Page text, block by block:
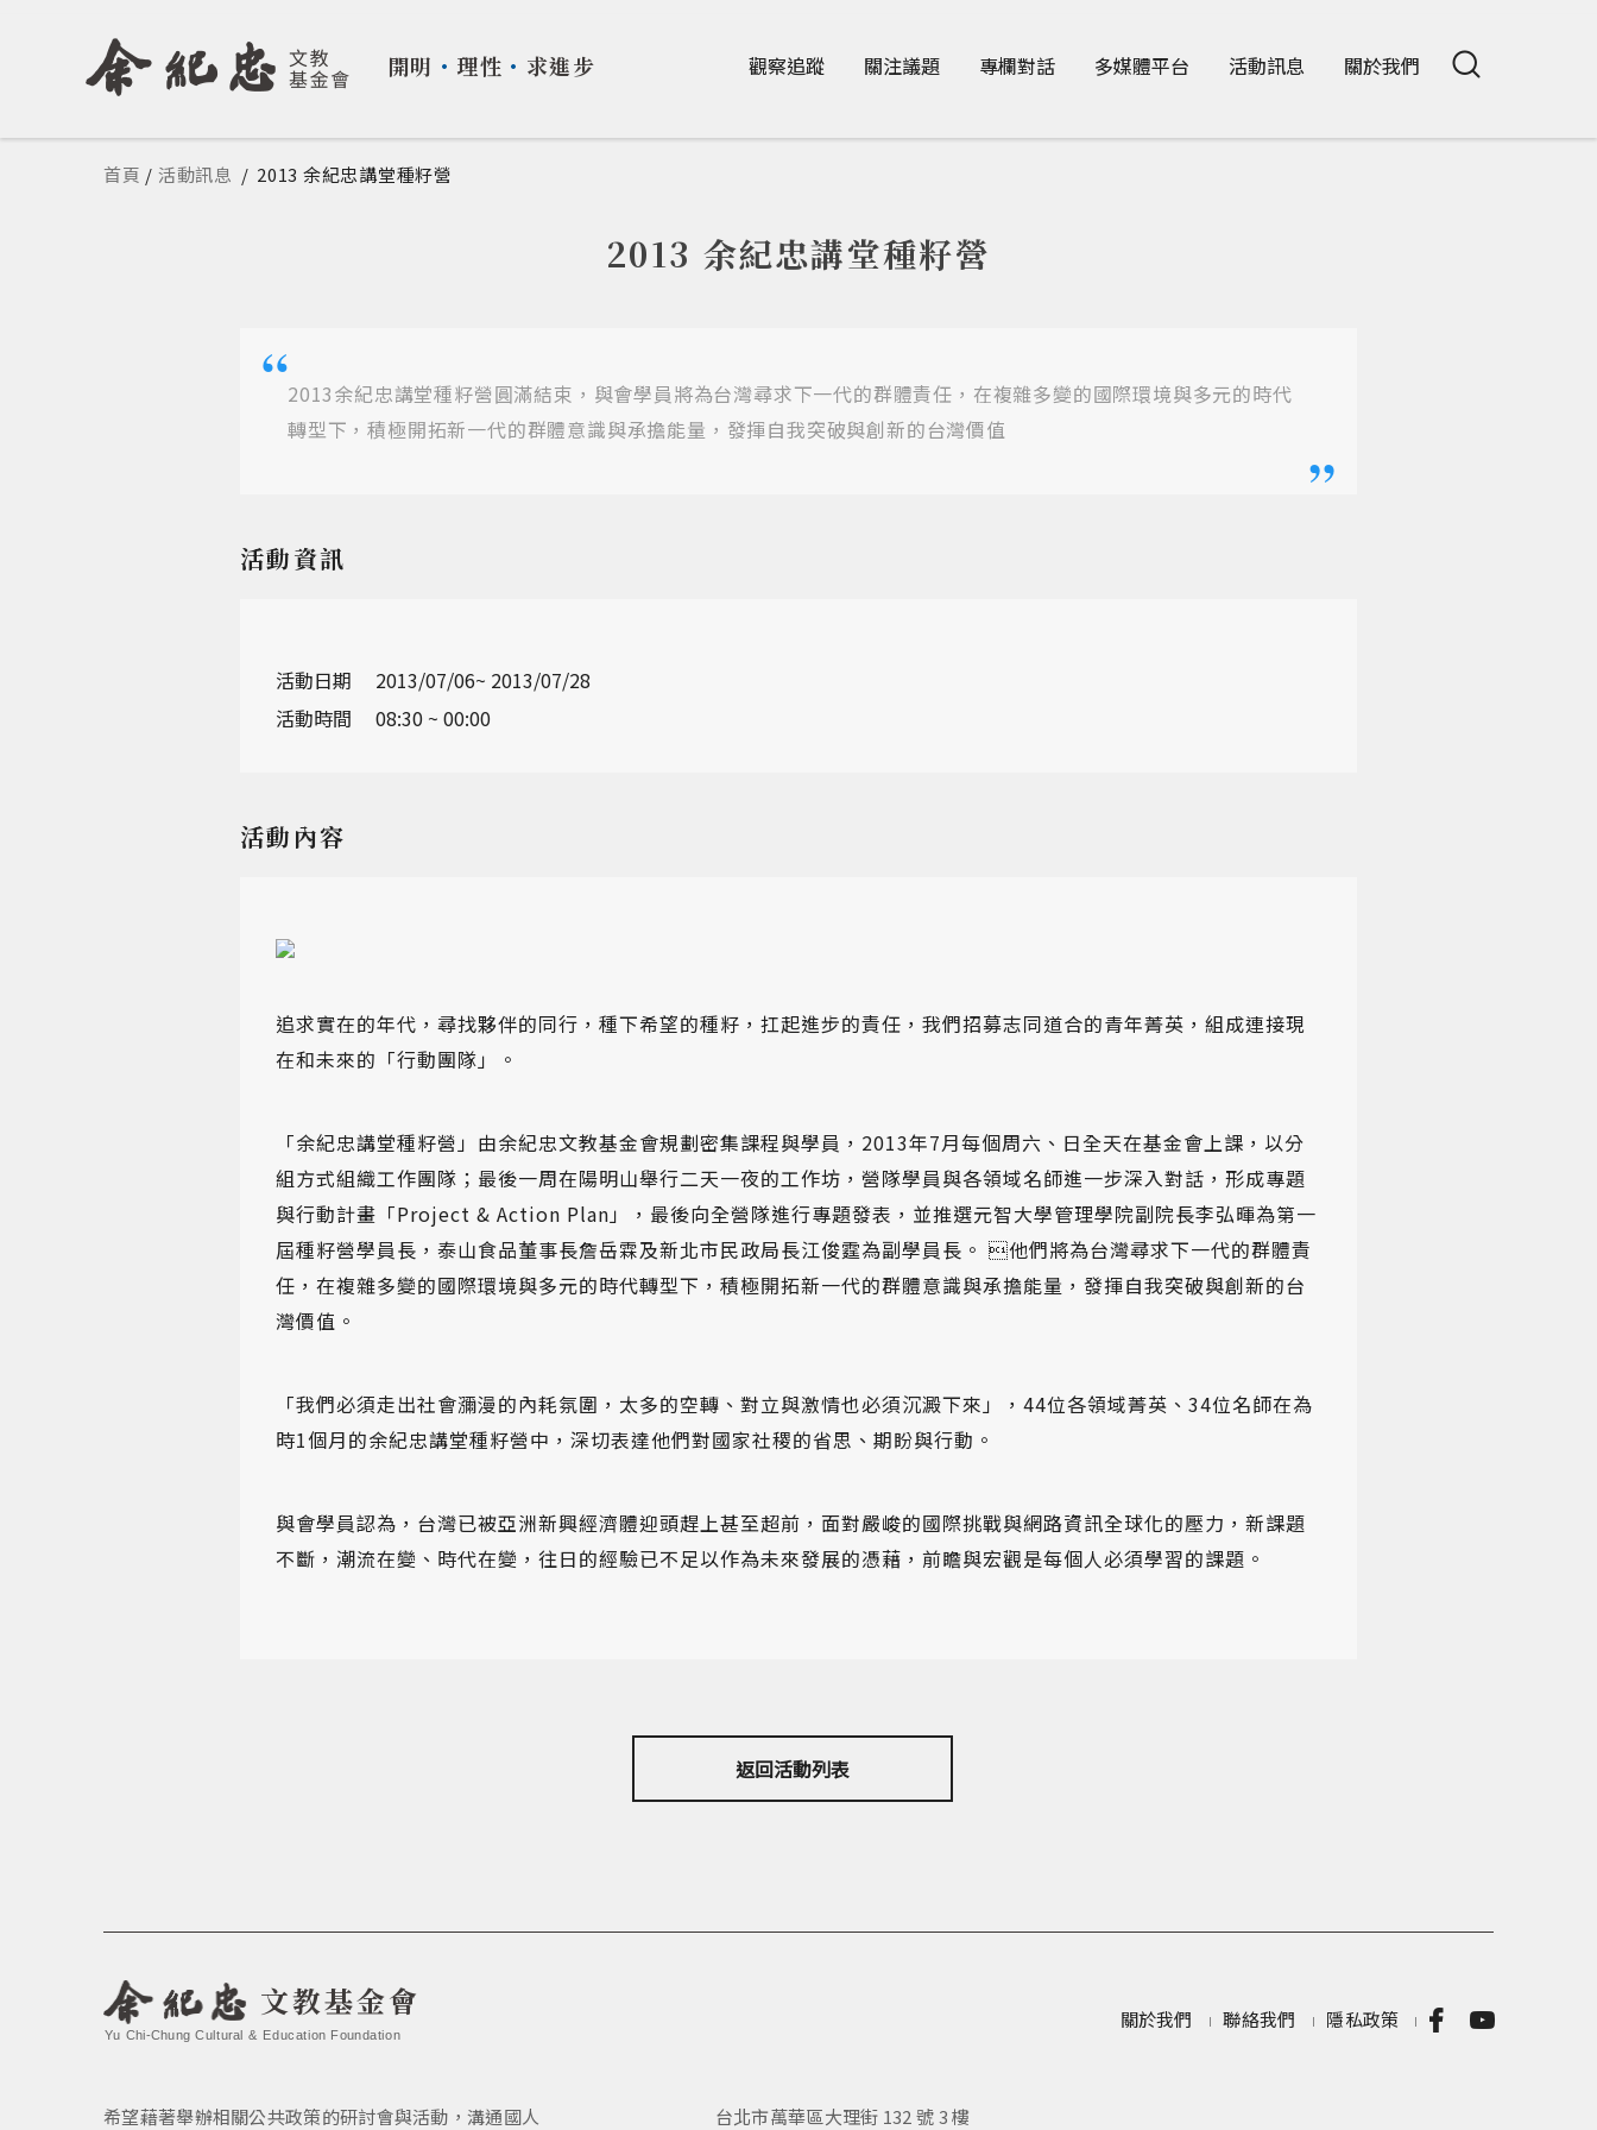
開明 ・ 理性 ・ 求進步 觀察追蹤 關注議題 專欄對話 多媒體平台 活動訊息 關於我們
您在這裡
首頁 / 活動訊息 / 2013 余紀忠講堂種籽營
2013 余紀忠講堂種籽營
2013余紀忠講堂種籽營圓滿結束，與會學員將為台灣尋求下一代的群體責任，在複雜多變的國際環境與多元的時代
轉型下，積極開拓新一代的群體意識與承擔能量，發揮自我突破與創新的台灣價值
活動資訊
活動日期
2013/07/06~ 2013/07/28
活動時間
08:30 ~ 00:00
活動內容
追求實在的年代，尋找夥伴的同行，種下希望的種籽，扛起進步的責任，我們招募志同道合的青年菁英，組成連接現
在和未來的「行動團隊」。
「余紀忠講堂種籽營」由余紀忠文教基金會規劃密集課程與學員，2013年7月每個周六、日全天在基金會上課，以分
組方式組織工作團隊；最後一周在陽明山舉行二天一夜的工作坊，營隊學員與各領域名師進一步深入對話，形成專題
與行動計畫「Project & Action Plan」，最後向全營隊進行專題發表，並推選元智大學管理學院副院長李弘暉為第一
屆種籽營學員長，泰山食品董事長詹岳霖及新北市民政局長江俊霆為副學員長。 他們將為台灣尋求下一代的群體責
任，在複雜多變的國際環境與多元的時代轉型下，積極開拓新一代的群體意識與承擔能量，發揮自我突破與創新的台
灣價值。
「我們必須走出社會瀰漫的內耗氛圍，太多的空轉、對立與激情也必須沉澱下來」，44位各領域菁英、34位名師在為
時1個月的余紀忠講堂種籽營中，深切表達他們對國家社稷的省思、期盼與行動。
與會學員認為，台灣已被亞洲新興經濟體迎頭趕上甚至超前，面對嚴峻的國際挑戰與網路資訊全球化的壓力，新課題
不斷，潮流在變、時代在變，往日的經驗已不足以作為未來發展的憑藉，前瞻與宏觀是每個人必須學習的課題。
返回活動列表
文教基金會
Yu Chi-Chung Cultural & Education Foundation
關於我們 聯絡我們 隱私政策
希望藉著舉辦相關公共政策的研討會與活動，溝通國人 台北市萬華區大理街 132 號 3 樓